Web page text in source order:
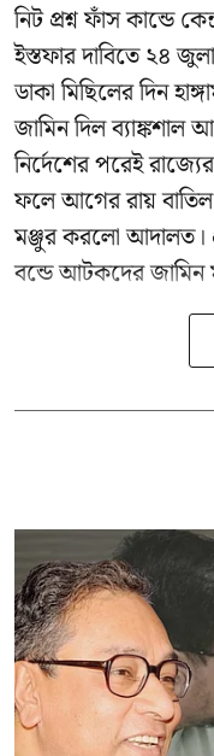
নিট প্রশ্ন ফাঁস কান্ডে
ইস্তফার দাবিতে ২৪
ডাকা মিছিলের দিন
জামিন দিল ব্যাঙ্কশাল
নির্দেশের পরেই
ফলে আগের রায়
মঞ্জুর করলো আদালত।
বন্ডে আটকদের জামিন